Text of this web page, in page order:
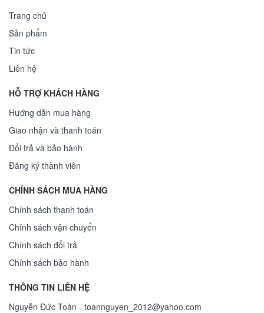
Trang chủ
Sản phẩm
Tin tức
Liên hệ
HỖ TRỢ KHÁCH HÀNG
Hướng dẫn mua hàng
Giao nhận và thanh toán
Đổi trả và bảo hành
Đăng ký thành viên
CHÍNH SÁCH MUA HÀNG
Chính sách thanh toán
Chính sách vận chuyển
Chính sách đổi trả
Chính sách bảo hành
THÔNG TIN LIÊN HỆ
Nguyễn Đức Toàn - toannguyen_2012@yahoo.com